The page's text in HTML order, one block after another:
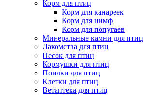
Корм для птиц
Корм для канареек
Корм для нимф
Корм для попугаев
Минеральные камни для птиц
Лакомства для птиц
Песок для птиц
Кормушки для птиц
Поилки для птиц
Клетки для птиц
Ветаптека для птиц